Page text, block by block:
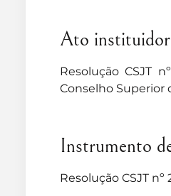
Ato instituidor
Resolução CSJT
Conselho Superior
Instrumento
Resolução CSJT nº